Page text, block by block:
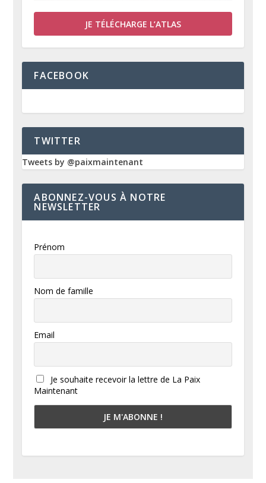
JE TÉLÉCHARGE L’ATLAS
FACEBOOK
TWITTER
Tweets by @paixmaintenant
ABONNEZ-VOUS À NOTRE
NEWSLETTER
Prénom
Nom de famille
Email
Je souhaite recevoir la lettre de La Paix
Maintenant